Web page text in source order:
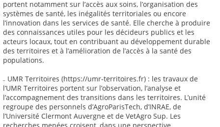
portent notamment sur l’accès aux soins, l’organisation des
systèmes de santé, les inégalités territoriales ou encore
l’innovation dans les services de santé. Elle cherche à produire
des connaissances utiles pour les décideurs publics et les
acteurs locaux, tout en contribuant au développement durable
des territoires et à l’amélioration de l’accès à la santé des
populations.
₋ UMR Territoires (https://umr-territoires.fr) : les travaux de
l’UMR Territoires portent sur l’observation, l’analyse et
l’accompagnement des transitions dans les territoires. L’unité
regroupe des personnels d’AgroParisTech, d’INRAE, de
l’Université Clermont Auvergne et de VetAgro Sup. Les